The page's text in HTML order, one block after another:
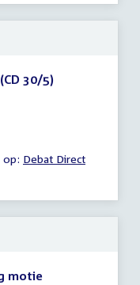
30/5)
op: External
Debat Direct
motie